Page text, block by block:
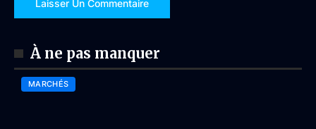
À ne pas manquer
MARCHÉS